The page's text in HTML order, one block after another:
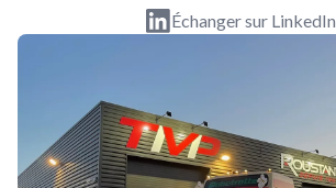
Échanger sur LinkedIn